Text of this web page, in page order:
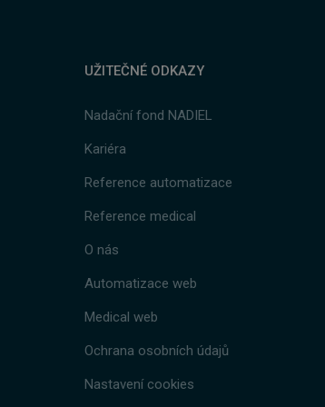
UŽITEČNÉ ODKAZY
Nadační fond NADIEL
Kariéra
Reference automatizace
Reference medical
O nás
Automatizace web
Medical web
Ochrana osobních údajů
Nastavení cookies